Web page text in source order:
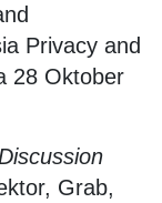
Privacy and
28 Oktober
Grab,